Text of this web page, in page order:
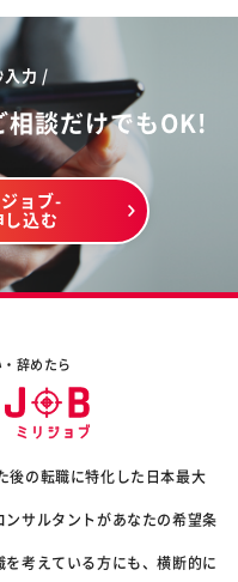
入力 /
相談だけでもOK!
ョブ-
し込む
辞めたら
後の転職に特化した日本最大
サルタントがあなたの希望条
考えている方にも、横断的に